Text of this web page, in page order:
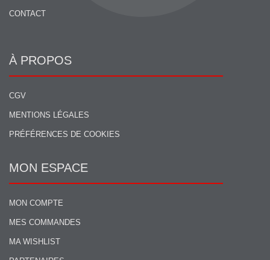
CONTACT
À PROPOS
CGV
MENTIONS LÉGALES
PRÉFÉRENCES DE COOKIES
MON ESPACE
MON COMPTE
MES COMMANDES
MA WISHLIST